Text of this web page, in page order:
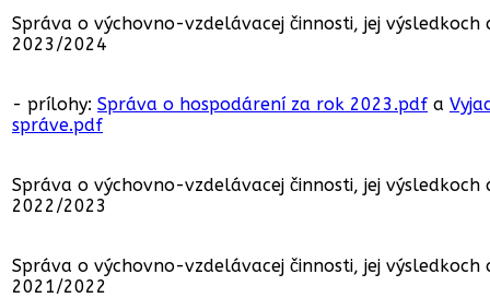
Správa o výchovno-vzdelávacej činnosti, jej
2023/2024
- prílohy: Správa o hospodárení za rok 2023.pdf a
správe.pdf
Správa o výchovno-vzdelávacej činnosti, jej
2022/2023
Správa o výchovno-vzdelávacej činnosti, jej
2021/2022